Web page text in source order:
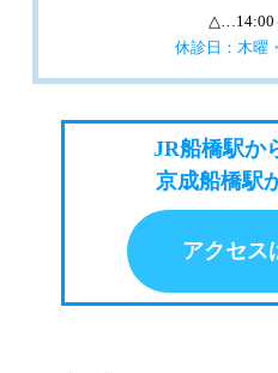
△…14:00
休診日：木曜
JR船橋駅か
京成船橋駅
アクセス